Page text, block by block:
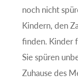
noch nicht
Kindern, den
finden. Kinder
Sie spüren
Zuhause des